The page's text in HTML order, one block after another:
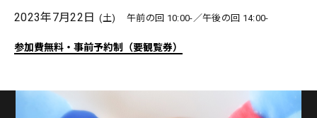
2023年7月22日 (土) 午前の回 10:00-／午後の回 14:00-
参加費無料・事前予約制（要観覧券）